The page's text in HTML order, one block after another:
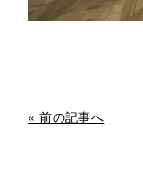
« 前の記事へ